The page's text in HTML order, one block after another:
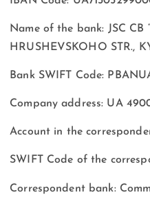
Name of the bank: JSC CB
HRUSHEVSKOHO STR.,
Bank SWIFT Code:
Company address: UA
Account in the
SWIFT Code of the
Correspondent bank: